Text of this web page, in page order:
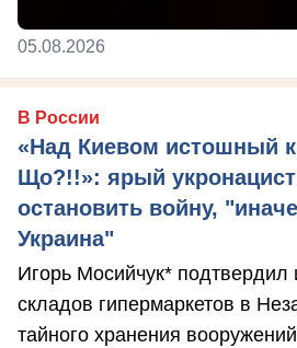
05.08.2026
В России
«Над Киевом истошный
Що?!!»: ярый
остановить войну,
Украина"
Игорь Мосийчук* подтвердил
складов гипермаркетов в
тайного хранения